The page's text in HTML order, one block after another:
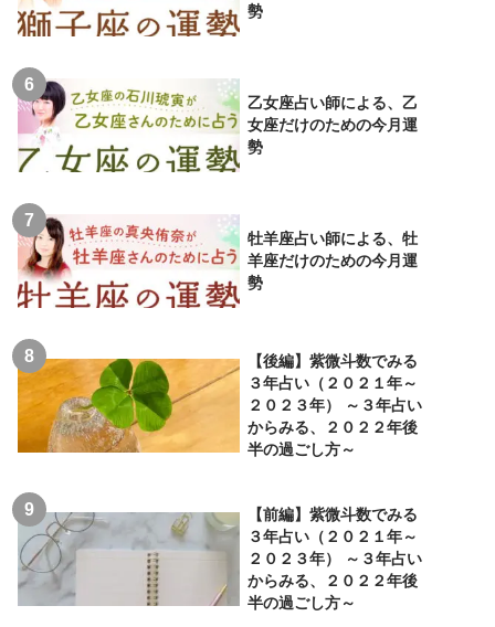
勢
乙女座占い師による、乙
女座だけのための今月運
勢
牡羊座占い師による、牡
羊座だけのための今月運
勢
【後編】紫微斗数でみる
３年占い（２０２１年～
２０２３年） ～３年占い
からみる、２０２２年後
半の過ごし方～
【前編】紫微斗数でみる
３年占い（２０２１年～
２０２３年） ～３年占い
からみる、２０２２年後
半の過ごし方～